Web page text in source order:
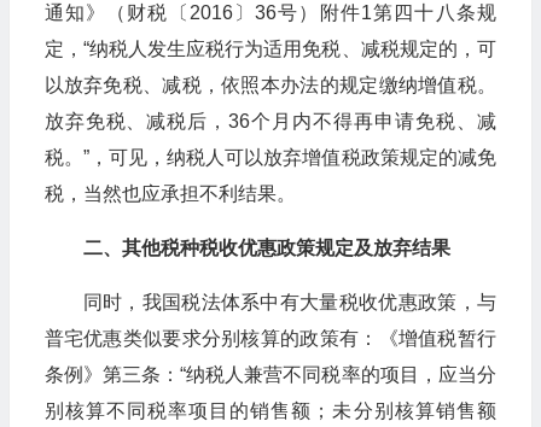
通知》（财税〔2016〕36号）附件1第四十八条规
定，“纳税人发生应税行为适用免税、减税规定的，可
以放弃免税、减税，依照本办法的规定缴纳增值税。
放弃免税、减税后，36个月内不得再申请免税、减
税。”，可见，纳税人可以放弃增值税政策规定的减免
税，当然也应承担不利结果。
二、其他税种税收优惠政策规定及放弃结果
同时，我国税法体系中有大量税收优惠政策，与
普宅优惠类似要求分别核算的政策有：《增值税暂行
条例》第三条：“纳税人兼营不同税率的项目，应当分
别核算不同税率项目的销售额；未分别核算销售额